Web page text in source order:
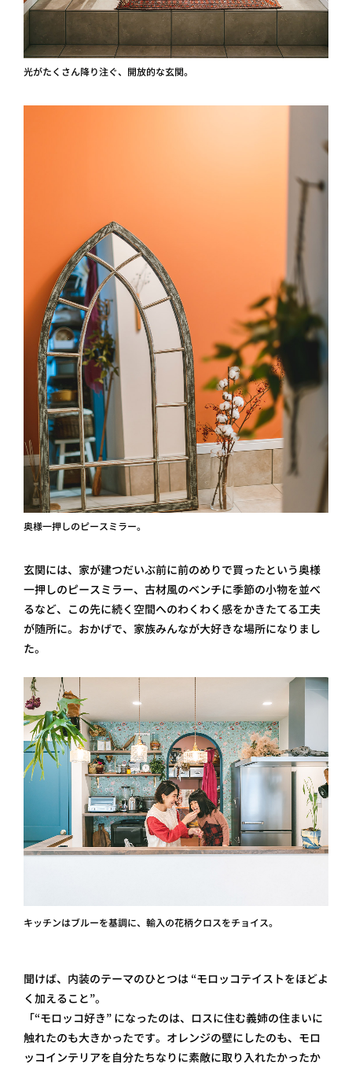
光がたくさん降り注ぐ、開放的な玄関。
奥様一押しのピースミラー。
玄関には、家が建つだいぶ前に前のめりで買ったという奥様
一押しのピースミラー、古材風のベンチに季節の小物を並べ
るなど、この先に続く空間へのわくわく感をかきたてる工夫
が随所に。おかげで、家族みんなが大好きな場所になりまし
た。
キッチンはブルーを基調に、輸入の花柄クロスをチョイス。
聞けば、内装のテーマのひとつは “モロッコテイストをほどよ
く加えること”。
「“モロッコ好き” になったのは、ロスに住む義姉の住まいに
触れたのも大きかったです。オレンジの壁にしたのも、モロ
ッコインテリアを自分たちなりに素敵に取り入れたかったか